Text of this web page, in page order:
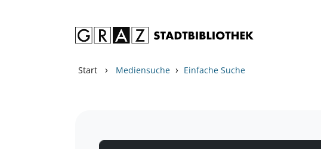
Start › Mediensuche › Einfache Suche